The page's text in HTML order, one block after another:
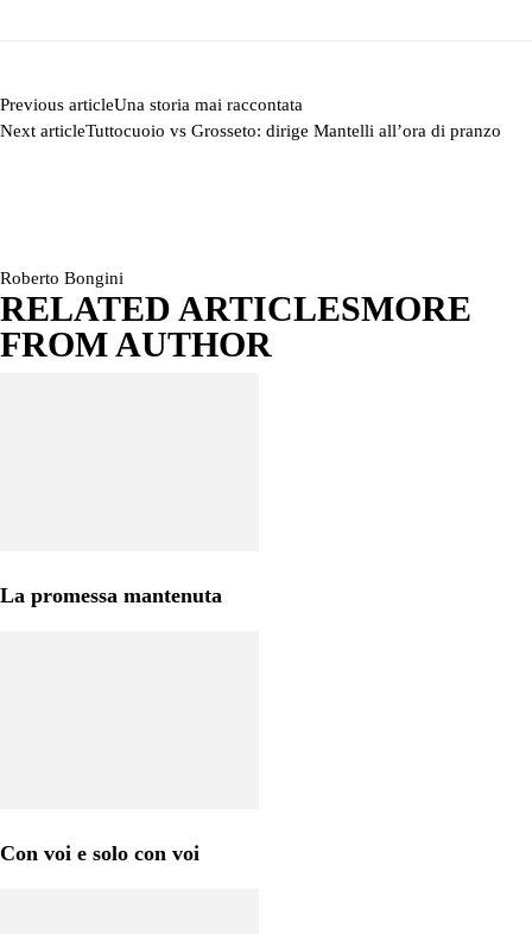
Previous articleUna storia mai raccontata
Next articleTuttocuoio vs Grosseto: dirige Mantelli all’ora di pranzo
Roberto Bongini
RELATED ARTICLESMORE
FROM AUTHOR
La promessa mantenuta
Con voi e solo con voi